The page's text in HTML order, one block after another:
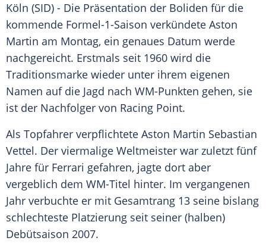
Köln (SID) - Die Präsentation der Boliden für die
kommende Formel-1-Saison verkündete Aston
Martin am Montag, ein genaues Datum werde
nachgereicht. Erstmals seit 1960 wird die
Traditionsmarke wieder unter ihrem eigenen
Namen auf die Jagd nach WM-Punkten gehen, sie
ist der Nachfolger von Racing Point.
Als Topfahrer verpflichtete Aston Martin Sebastian
Vettel. Der viermalige Weltmeister war zuletzt fünf
Jahre für Ferrari gefahren, jagte dort aber
vergeblich dem WM-Titel hinter. Im vergangenen
Jahr verbuchte er mit Gesamtrang 13 seine bislang
schlechteste Platzierung seit seiner (halben)
Debütsaison 2007.